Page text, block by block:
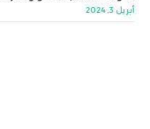
أبريل 3, 2024